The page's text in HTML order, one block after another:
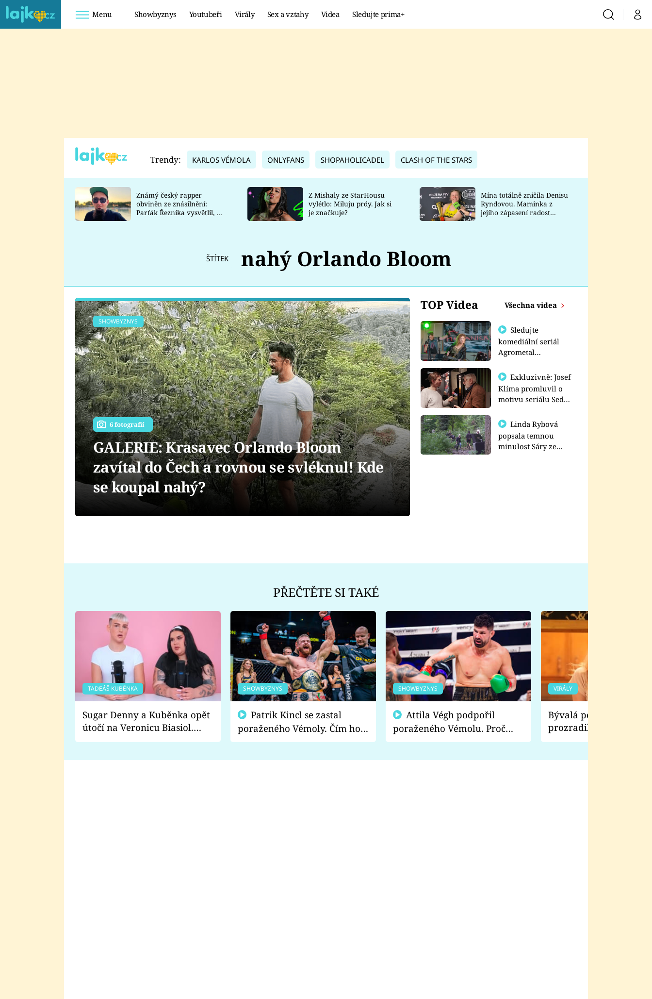
Menu Showbyznys Youtubeři Virály Sex a vztahy Videa Sledujte prima+ VyhledáváníMůj
TADEÁŠ KUBĚNKA
DATEL
Prima Lajk
Sledujte nás
Trendy: KARLOS VÉMOLA ONLYFANS SHOPAHOLICADEL CLASH OF THE STARS
Známý český rapper
obviněn ze znásilnění:
Parťák Řezníka vysvětlil, co
Z Mishaly ze StarHousu
vylétlo: Miluju prdy. Jak si
je značkuje?
Mína totálně zničila Denisu
Ryndovou. Maminka z
jejího zápasení radost
ŠTÍTEK nahý Orlando Bloom
TOP Videa Všechna videa
Sledujte
komediální seriál
Agrometal
prima+
Exkluzivně: Josef
Klíma promluvil o
motivu seriálu Sedm
Linda Rybová
popsala temnou
minulost Sáry ze
SHOWBYZNYS
6 fotografií
GALERIE: Krasavec Orlando Bloom
zavítal do Čech a rovnou se svléknul! Kde
se koupal nahý?
PŘEČTĚTE SI TAKÉ
TADEÁŠ KUBĚNKA
Sugar Denny a Kuběnka opět
útočí na Veronicu Biasiol.
Proč je podle nich falešná a
SHOWBYZNYS
poraženého Vémoly. Čím ho
fanoušci naštvali?
SHOWBYZNYS
poraženého Vémolu. Proč
chce raději zápasit s ním než
VIRÁLY
Bývalá pornoherečka
prozradila, co ji
natáčení Euforie.